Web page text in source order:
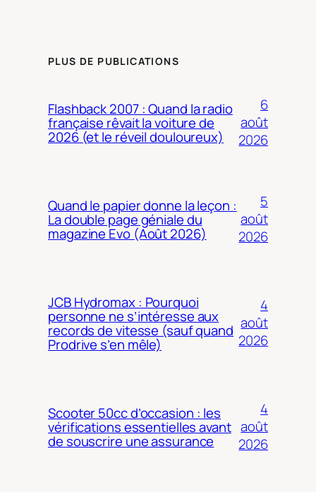
PLUS DE PUBLICATIONS
Flashback 2007 : Quand la radio
française rêvait la voiture de
2026 (et le réveil douloureux)
6
août
2026
Quand le papier donne la leçon :
La double page géniale du
magazine Evo (Août 2026)
5
août
2026
JCB Hydromax : Pourquoi
personne ne s’intéresse aux
records de vitesse (sauf quand
Prodrive s’en mêle)
4
août
2026
Scooter 50cc d’occasion : les
vérifications essentielles avant
de souscrire une assurance
4
août
2026